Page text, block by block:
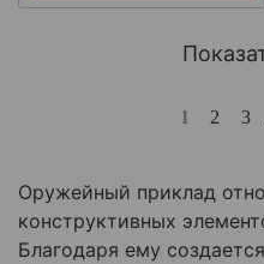
1 2 3
Оружейный приклад
конструктивных
Благодаря ему